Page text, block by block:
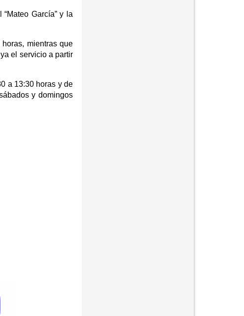
García” y la
mientras que
el servicio a partir
a 13:30 horas y de
y domingos